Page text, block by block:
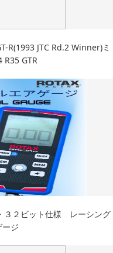
R(1993 JTC Rd.2 Winner)ミ
R35 GTR
３２ビット仕様 レーシング
ジ